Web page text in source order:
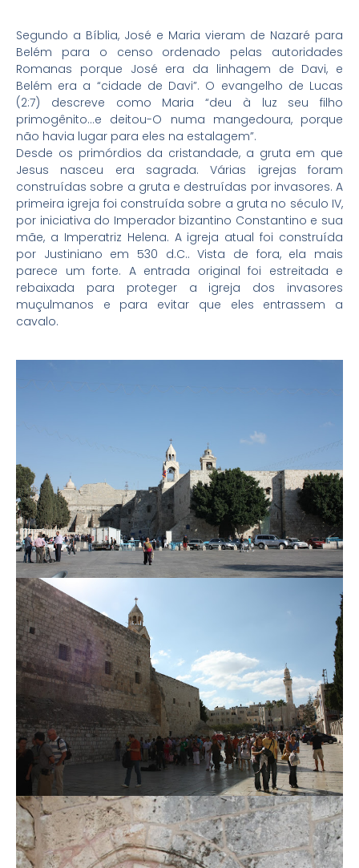
Segundo a Bíblia, José e Maria vieram de Nazaré para
Belém para o censo ordenado pelas autoridades
Romanas porque José era da linhagem de Davi, e
Belém era a “cidade de Davi”. O evangelho de Lucas
(2:7) descreve como Maria “deu à luz seu filho
primogênito…e deitou-O numa mangedoura, porque
não havia lugar para eles na estalagem”.
Desde os primórdios da cristandade, a gruta em que
Jesus nasceu era sagrada. Várias igrejas foram
construídas sobre a gruta e destruídas por invasores. A
primeira igreja foi construída sobre a gruta no século IV,
por iniciativa do Imperador bizantino Constantino e sua
mãe, a Imperatriz Helena. A igreja atual foi construída
por Justiniano em 530 d.C.. Vista de fora, ela mais
parece um forte. A entrada original foi estreitada e
rebaixada para proteger a igreja dos invasores
muçulmanos e para evitar que eles entrassem a
cavalo.